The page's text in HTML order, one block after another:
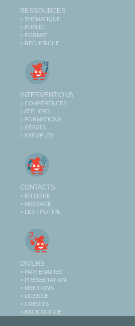
RESSOURCES
> THÉMATIQUE
> PUBLIC
> FORMAT
> RECHERCHE
INTERVENTIONS
> CONFÉRENCES
> ATELIERS
> FORMATIONS
> DÉBATS
> EXEMPLES
CONTACTS
> EN LIGNE
> MESSAGE
> LES TPE/TIPE
DIVERS
> PARTENAIRES
> PRÉSENTATION
> MENTIONS
> LICENCE
> CRÉDITS
> BACK OFFICE